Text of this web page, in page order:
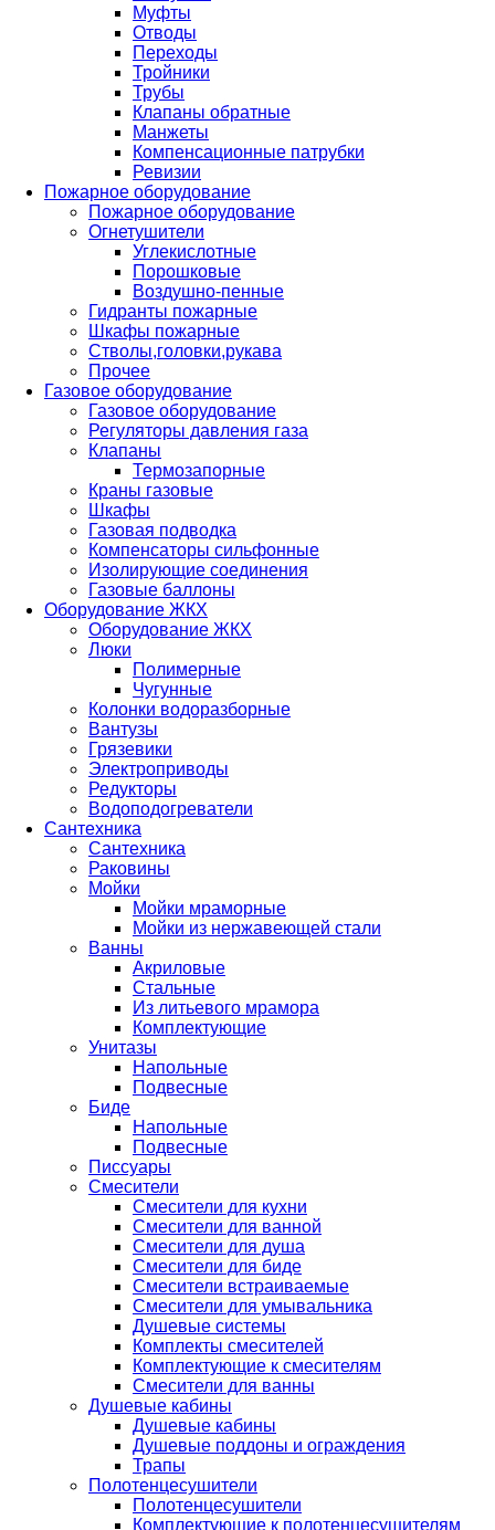
Муфты
Отводы
Переходы
Тройники
Трубы
Клапаны обратные
Манжеты
Компенсационные патрубки
Ревизии
Пожарное оборудование
Пожарное оборудование
Огнетушители
Углекислотные
Порошковые
Воздушно-пенные
Гидранты пожарные
Шкафы пожарные
Стволы,головки,рукава
Прочее
Газовое оборудование
Газовое оборудование
Регуляторы давления газа
Клапаны
Термозапорные
Краны газовые
Шкафы
Газовая подводка
Компенсаторы сильфонные
Изолирующие соединения
Газовые баллоны
Оборудование ЖКХ
Оборудование ЖКХ
Люки
Полимерные
Чугунные
Колонки водоразборные
Вантузы
Грязевики
Электроприводы
Редукторы
Водоподогреватели
Сантехника
Сантехника
Раковины
Мойки
Мойки мраморные
Мойки из нержавеющей стали
Ванны
Акриловые
Стальные
Из литьевого мрамора
Комплектующие
Унитазы
Напольные
Подвесные
Биде
Напольные
Подвесные
Писсуары
Смесители
Смесители для кухни
Смесители для ванной
Смесители для душа
Смесители для биде
Смесители встраиваемые
Смесители для умывальника
Душевые системы
Комплекты смесителей
Комплектующие к смесителям
Смесители для ванны
Душевые кабины
Душевые кабины
Душевые поддоны и ограждения
Трапы
Полотенцесушители
Полотенцесушители
Комплектующие к полотенцесушителям